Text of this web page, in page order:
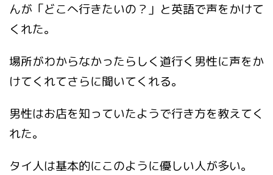
んが「どこへ行きたいの？」と英語で声をかけて
くれた。
場所がわからなかったらしく道行く男性に声をか
けてくれてさらに聞いてくれる。
男性はお店を知っていたようで行き方を教えてく
れた。
タイ人は基本的にこのように優しい人が多い。